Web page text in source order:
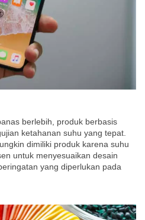
berlebih, produk berbasis
ketahanan suhu yang tepat.
dimiliki produk karena suhu
untuk menyesuaikan desain
yang diperlukan pada